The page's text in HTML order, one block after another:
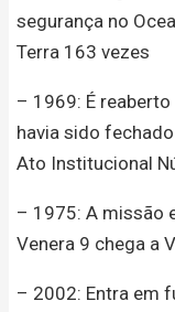
segurança no
Terra 163 vezes
– 1969: É
havia sido
Ato Institucional
– 1975: A missão
Venera 9 chega a
– 2002: Entra em